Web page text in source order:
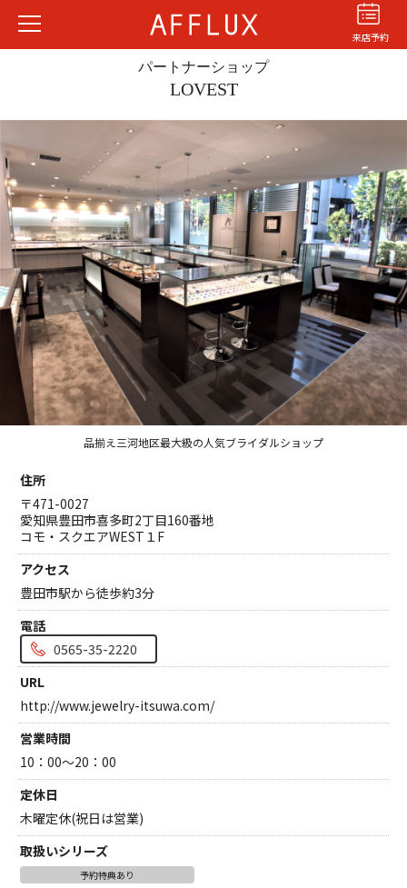
来店予約
婚約指輪 結婚指輪
パーフェクト
セットリング
商品カテゴリ
ショップ
AFFLUXについて
AFFLUXの永久保証®
無限大のオーダーメイド
ゆびわ言葉®
クオリティ
AFFLUXダイヤモンド
サービス
お役立ち記事
フェア・ニュース
ブログ・お客様の声
カタログ請求
06-7777-7370
受付時間 11:00〜19:00/火曜日定休
よくあるご質問|会社概要
パートナーショップ
LOVEST
品揃え三河地区最大級の人気ブライダルショップ
住所
〒471-0027
愛知県豊田市喜多町2丁目160番地
コモ・スクエアWEST１F
アクセス
豊田市駅から徒歩約3分
電話
0565-35-2220
URL
http://www.jewelry-itsuwa.com/
営業時間
10：00～20：00
定休日
木曜定休(祝日は営業)
取扱いシリーズ
予約特典あり